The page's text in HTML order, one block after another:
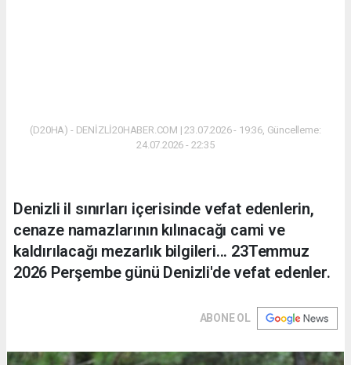
(D20HA) - DENİZLİ20HABER.COM | 23.07.2026 - 19:36, Güncelleme:
24.07.2026 - 22:35
Denizli il sınırları içerisinde vefat edenlerin,
cenaze namazlarının kılınacağı cami ve
kaldırılacağı mezarlık bilgileri... 23Temmuz
2026 Perşembe günü Denizli'de vefat edenler.
ABONE OL